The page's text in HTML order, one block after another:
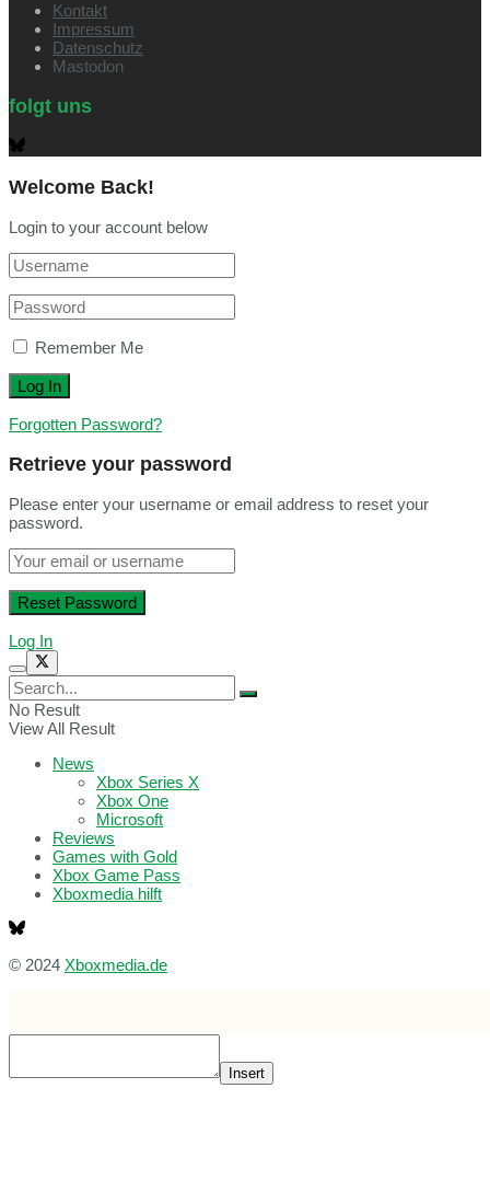
Kontakt
Impressum
Datenschutz
Mastodon
folgt uns
Welcome Back!
Login to your account below
Remember Me
Forgotten Password?
Retrieve your password
Please enter your username or email address to reset your
password.
Log In
No Result
View All Result
News
Xbox Series X
Xbox One
Microsoft
Reviews
Games with Gold
Xbox Game Pass
Xboxmedia hilft
© 2024 Xboxmedia.de
Insert